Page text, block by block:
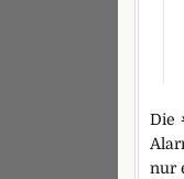
Die
nur